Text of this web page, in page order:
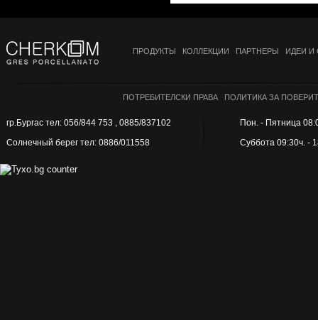
ПРОДУКТЫ КОЛЛЕКЦИИ ПАРТНЕРЫ ИДЕИ И
ПОТРЕБИТЕЛСКИ ПРАВА ПОЛИТИКА ЗА
гр.Бургас тел: 056/844 753 , 0885/837102
Солнечный берег тел: 0886/011558
Пон. - Пятница
Суббота 09:30ч. -